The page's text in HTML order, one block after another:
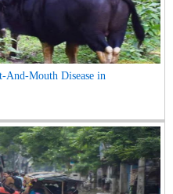
And-Mouth Disease in